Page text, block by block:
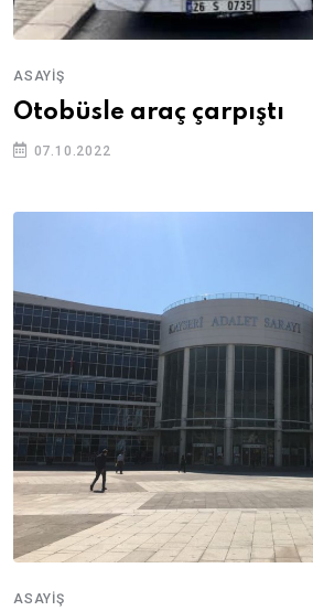
ASAYIŞ
Otobüsle araç çarpıştı
07.10.2022
ASAYIŞ